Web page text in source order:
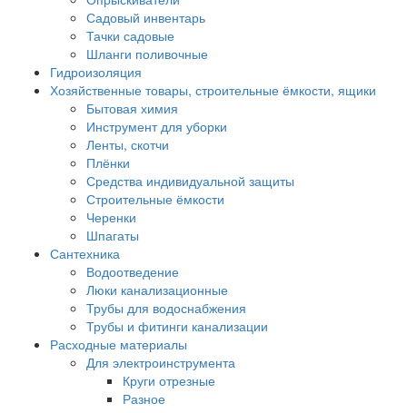
Садовый инвентарь
Тачки садовые
Шланги поливочные
Гидроизоляция
Хозяйственные товары, строительные ёмкости, ящики
Бытовая химия
Инструмент для уборки
Ленты, скотчи
Плёнки
Средства индивидуальной защиты
Строительные ёмкости
Черенки
Шпагаты
Сантехника
Водоотведение
Люки канализационные
Трубы для водоснабжения
Трубы и фитинги канализации
Расходные материалы
Для электроинструмента
Круги отрезные
Разное